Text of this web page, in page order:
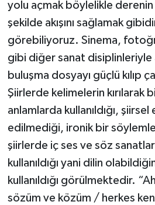
yolu açmak böylelikle
şekilde akışını sağlamak
görebiliyoruz. Sinema,
gibi diğer sanat disiplinleriyle
buluşma dosyayı güçlü kılıp
Şiirlerde kelimelerin kırılarak
anlamlarda kullanıldığı,
edilmediği, ironik bir
şiirlerde iç ses ve söz
kullanıldığı yani dilin
kullanıldığı görülmektedir.
sözüm ve közüm / herkes